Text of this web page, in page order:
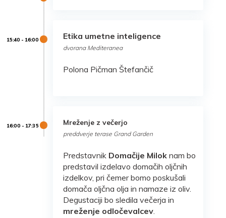
Etika umetne inteligence
dvorana Mediteranea
Polona Pičman Štefančič
Mreženje z večerjo
preddverje terase Grand Garden
Predstavnik Domačije Milok nam bo
predstavil izdelavo domačih oljčnih
izdelkov, pri čemer bomo poskušali
domača oljčna olja in namaze iz oliv.
Degustaciji bo sledila večerja in
mreženje odločevalcev.